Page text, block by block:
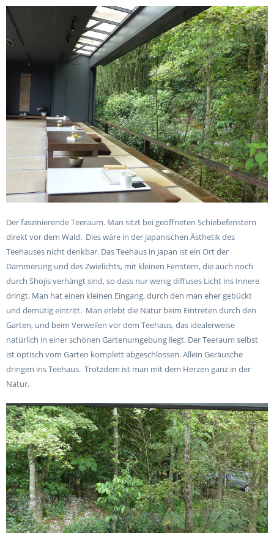
Der faszinierende Teeraum. Man sitzt bei geöffneten Schiebefenstern
direkt vor dem Wald. Dies wäre in der japanischen Ästhetik des
Teehauses nicht denkbar. Das Teehaus in Japan ist ein Ort der
Dämmerung und des Zwielichts, mit kleinen Fenstern, die auch noch
durch Shojis verhängt sind, so dass nur wenig diffuses Licht ins Innere
dringt. Man hat einen kleinen Eingang, durch den man eher gebückt
und demütig eintritt. Man erlebt die Natur beim Eintreten durch den
Garten, und beim Verweilen vor dem Teehaus, das idealerweise
natürlich in einer schönen Gartenumgebung liegt. Der Teeraum selbst
ist optisch vom Garten komplett abgeschlossen. Allein Geräusche
dringen ins Teehaus. Trotzdem ist man mit dem Herzen ganz in der
Natur.